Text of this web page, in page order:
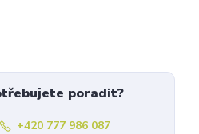
poradit?
+420 777 986 087